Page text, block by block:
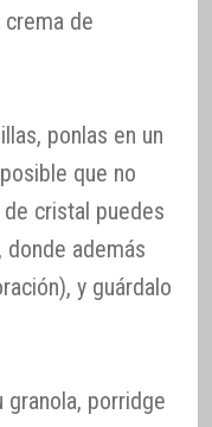
de
ponlas en un
que no
cristal puedes
además
y guárdalo
granola, porridge